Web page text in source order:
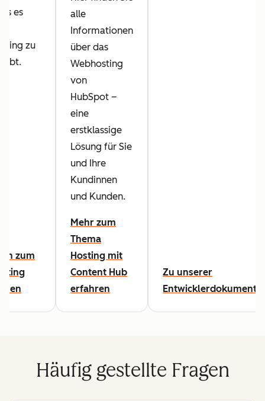
es
zu
gibt.
zum
alle
Informationen
über das
Webhosting
von
HubSpot –
eine
erstklassige
Lösung für Sie
und Ihre
Kundinnen
und Kunden.
Mehr zum
Thema
Hosting mit
Content Hub
erfahren
Zu unserer
Häufig gestellte Fragen